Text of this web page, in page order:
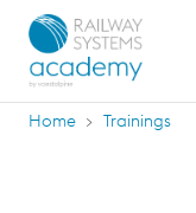
Home Trainings